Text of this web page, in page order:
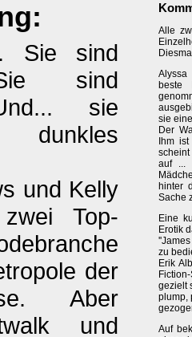
Sie sind
sind
sie
und Kelly
Top-
der
Aber
und
Alle
Alyssa
beste
sie
Der
Ihm
auf ...
hinter
Sache
Eine
Erotik
zu
Erik
gezielt
plump,
Auf